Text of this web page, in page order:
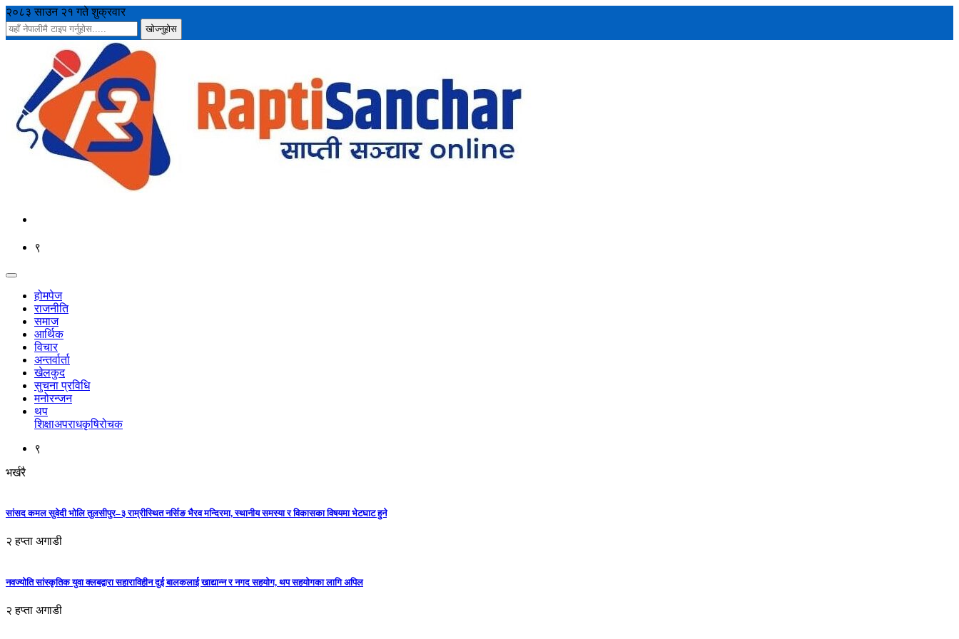
२०८३ साउन २१ गते शुक्रवार
९
होमपेज
राजनीति
समाज
आर्थिक
विचार
अन्तर्वार्ता
खेलकुद
सुचना प्रविधि
मनोरन्जन
थप
शिक्षाअपराधकृषिरोचक
९
भर्खरै
सांसद कमल सुवेदी भोलि तुलसीपुर–३ राम्रीस्थित नर्सिङ भैरव मन्दिरमा, स्थानीय समस्या र विकासका विषयमा भेटघाट हुने
२ हप्ता अगाडी
नवज्योति सांस्कृतिक युवा क्लबद्वारा सहाराविहीन दुई बालकलाई खाद्यान्न र नगद सहयोग, थप सहयोगका लागि अपिल
२ हप्ता अगाडी